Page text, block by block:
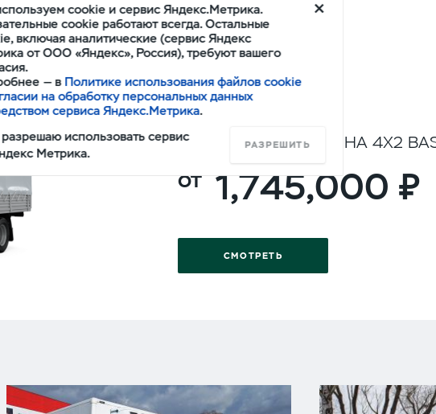
ПРОФИ
ОДНОРЯДНАЯ КАБИНА 4Х2
1,745,000
СМОТРЕТЬ
cookie и сервис Яндекс.Метрика.
cookie работают всегда. Остальные
включая аналитические (сервис Яндекс
от ООО «Яндекс», Россия), требуют вашего
— в Политике использования файлов cookie
на обработку персональных данных
сервиса Яндекс.Метрика.
использовать сервис
Метрика.
РАЗРЕШИТЬ